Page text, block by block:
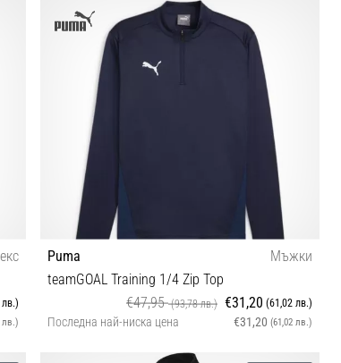
XXS XS S M L
лв.)
Puma
Мъжки
teamGOAL Training 1/4 Zip Top
€47,95(93,78 лв.) €31,20 (61,02 лв.)
Последна най-ниска цена €31,20 (61,02 лв.)